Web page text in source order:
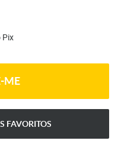
Pix
ME
FAVORITOS